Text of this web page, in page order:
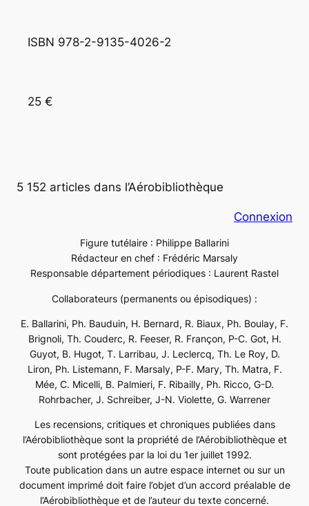
ISBN 978-2-9135-4026-2
25 €
5 152 articles dans l’Aérobibliothèque
Connexion
Figure tutélaire : Philippe Ballarini
Rédacteur en chef : Frédéric Marsaly
Responsable département périodiques : Laurent Rastel
Collaborateurs (permanents ou épisodiques) :
E. Ballarini, Ph. Bauduin, H. Bernard, R. Biaux, Ph. Boulay, F.
Brignoli, Th. Couderc, R. Feeser, R. Françon, P-C. Got, H.
Guyot, B. Hugot, T. Larribau, J. Leclercq, Th. Le Roy, D.
Liron, Ph. Listemann, F. Marsaly, P-F. Mary, Th. Matra, F.
Mée, C. Micelli, B. Palmieri, F. Ribailly, Ph. Ricco, G-D.
Rohrbacher, J. Schreiber, J-N. Violette, G. Warrener
Les recensions, critiques et chroniques publiées dans
l’Aérobibliothèque sont la propriété de l’Aérobibliothèque et
sont protégées par la loi du 1er juillet 1992.
Toute publication dans un autre espace internet ou sur un
document imprimé doit faire l’objet d’un accord préalable de
l’Aérobibliothèque et de l’auteur du texte concerné.